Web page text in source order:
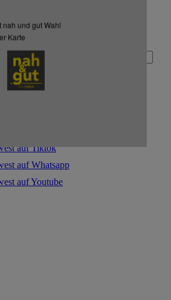
nah und gut Wahl
Karte
anmelden
auf Tiktok
auf Whatsapp
auf Youtube